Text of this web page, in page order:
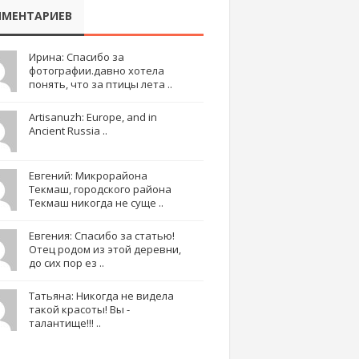
Ирина: Спасибо за
фотографии.давно хотела
понять, что за птицы лета ..
Artisanuzh: Europe, and in
Ancient Russia ..
Евгений: Микрорайона
Текмаш, городского района
Текмаш никогда не суще ..
Евгения: Спасибо за статью!
Отец родом из этой деревни,
до сих пор ез ..
Татьяна: Никогда не видела
такой красоты! Вы -
талантище!!! ..